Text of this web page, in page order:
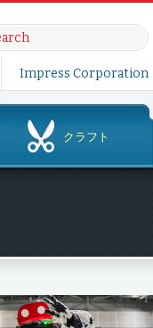
Impress Corporation
クラフト